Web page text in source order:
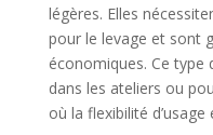
légères. Elles
pour le levage et sont
économiques. Ce type
dans les ateliers ou
où la flexibilité